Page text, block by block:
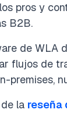
pros y
B2B.
de WLA
flujos de
premises,
la reseña